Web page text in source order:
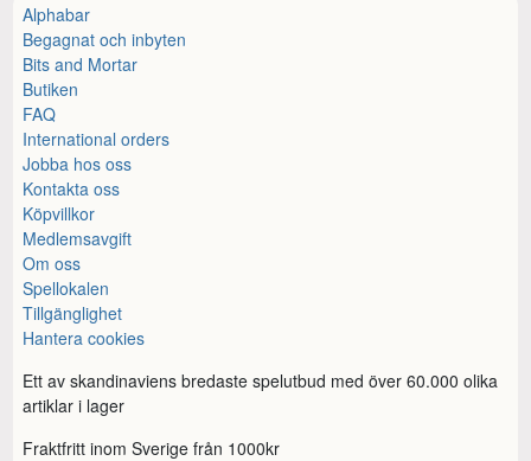
Alphabar
Begagnat och inbyten
Bits and Mortar
Butiken
FAQ
International orders
Jobba hos oss
Kontakta oss
Köpvillkor
Medlemsavgift
Om oss
Spellokalen
Tillgänglighet
Hantera cookies
Ett av skandinaviens bredaste spelutbud med över 60.000 olika
artiklar i lager
Fraktfritt inom Sverige från 1000kr